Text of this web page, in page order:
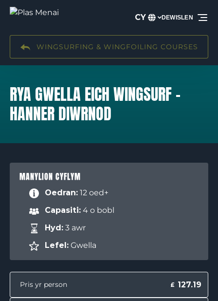
Neidio i lywio cynradd
Neidio i’r cynnwys
Neidio i’r troedyn
Dewiswch
eich
iaith
CY
WINGSURFING & WINGFOILING COURSES
DEWISLEN
RYA GWELLA EICH WINGSURF –
HANNER DIWRNOD
MANYLION CYFLYM
Oedran: 12 oed+
Capasiti: 4 o bobl
Hyd: 3 awr
Lefel: Gwella
Pris yr person £ 127.19